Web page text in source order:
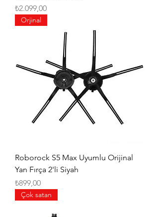
Fiyat
₺2.099,00
Orjinal
Roborock S5 Max Uyumlu Orijinal
Yan Fırça 2'li Siyah
Fiyat
₺899,00
Çok satan